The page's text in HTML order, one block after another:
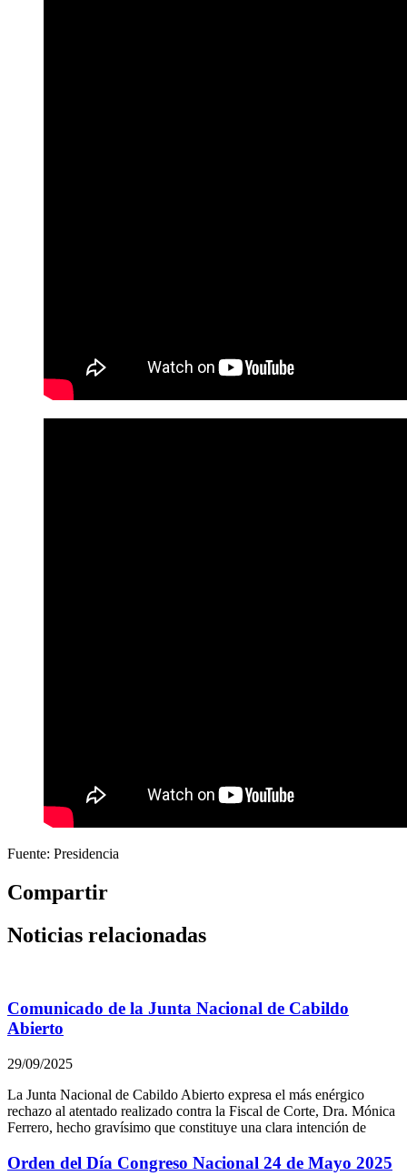
Fuente: Presidencia
Compartir
Noticias relacionadas
Comunicado de la Junta Nacional de Cabildo
Abierto
29/09/2025
La Junta Nacional de Cabildo Abierto expresa el más enérgico
rechazo al atentado realizado contra la Fiscal de Corte, Dra. Mónica
Ferrero, hecho gravísimo que constituye una clara intención de
Orden del Día Congreso Nacional 24 de Mayo 2025